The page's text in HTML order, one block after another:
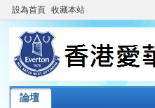
設為首頁 收藏本站
論壇